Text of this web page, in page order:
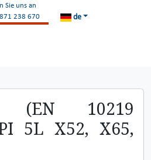
Sie uns an
238 670
de
(EN 10219
5L X52, X65,